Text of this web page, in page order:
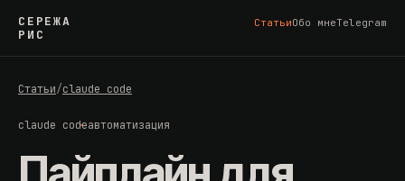
СЕРЕЖА
РИС
СтатьиОбо мнеTelegram
Статьи/claude code
claude codeавтоматизация